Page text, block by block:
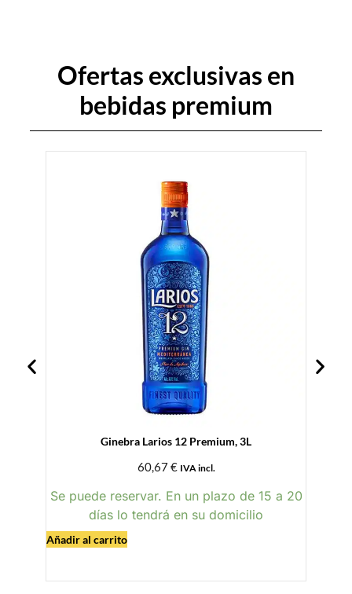
Ofertas exclusivas en
bebidas premium
Ginebra Larios 12 Premium, 3L
60,67€ IVA incl.
Se puede reservar. En un plazo de 15 a 20
días lo tendrá en su domicilio
Añadir al carrito